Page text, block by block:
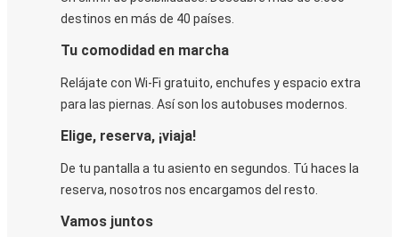
destinos en más de 40 países.
Tu comodidad en marcha
Relájate con Wi-Fi gratuito, enchufes y espacio extra
para las piernas. Así son los autobuses modernos.
Elige, reserva, ¡viaja!
De tu pantalla a tu asiento en segundos. Tú haces la
reserva, nosotros nos encargamos del resto.
Vamos juntos